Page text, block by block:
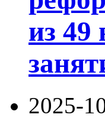
из 49
2025-